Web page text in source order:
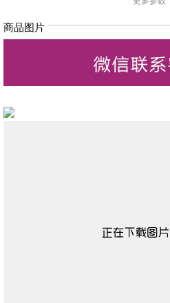
高帮鞋鞋头款式
无
高帮鞋鞋型
无
高帮鞋图案
商品图片